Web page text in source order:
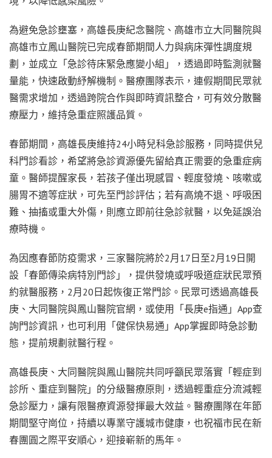
為避免急診壅塞，高雄長庚紀念醫院、高雄市立大同醫院與
高雄市立鳳山醫院已完成春節期間人力與病床彈性調度規
劃，並成立「急診待床緊急應變小組」，透過即時監測就醫
量能，快速啟動紓解機制。醫療團隊表示，連假期間民眾就
醫需求增加，透過跨院合作與即時資訊整合，可有效分散醫
療壓力，維持急重症照護品質。
春節期間，高雄長庚維持24小時兒科急診服務，同時提供兒
科門診看診，希望將急診資源優先留給真正需要的急重症病
童。醫師提醒家長，若孩子僅出現感冒、輕度發燒、咳嗽或
腸胃不適等症狀，可先至門診評估；若有高燒不退、呼吸困
難、抽搐或重大外傷，則應立即前往急診就醫，以免延誤治
療時機。
為因應春節防疫需求，三家醫院將於2月17日至2月19日開
設「春節傳染病特別門診」，提供發燒或呼吸道症狀民眾預
約就醫服務，2月20日起恢復正常門診。民眾可透過高雄長
庚、大同醫院與鳳山醫院官網，或使用「長庚e指通」App查
詢門診資訊，也可利用「健保快易通」App掌握即時急診動
態，提前規劃就醫行程。
高雄長庚、大同醫院與鳳山醫院共同呼籲民眾落實「輕症到
診所、重症到醫院」的分級醫療原則，透過輕重症分流減輕
急診壓力，讓有限醫療資源發揮最大效益。醫療團隊在年節
期間堅守崗位，持續以專業守護城市健康，也祝福市民在新
春團圓之際平安順心，迎接嶄新的馬年。